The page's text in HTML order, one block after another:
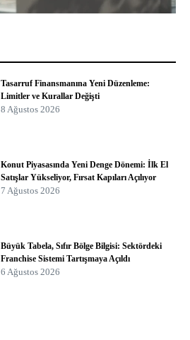
Tasarruf Finansmanına Yeni Düzenleme:
Limitler ve Kurallar Değişti
8 Ağustos 2026
Konut Piyasasında Yeni Denge Dönemi: İlk El
Satışlar Yükseliyor, Fırsat Kapıları Açılıyor
7 Ağustos 2026
Büyük Tabela, Sıfır Bölge Bilgisi: Sektördeki
Franchise Sistemi Tartışmaya Açıldı
6 Ağustos 2026